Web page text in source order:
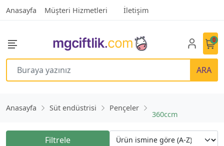
Anasayfa Müşteri Hizmetleri İletişim
ARA
0
Anasayfa Süt endüstrisi Pençeler
360ccm
Filtrele